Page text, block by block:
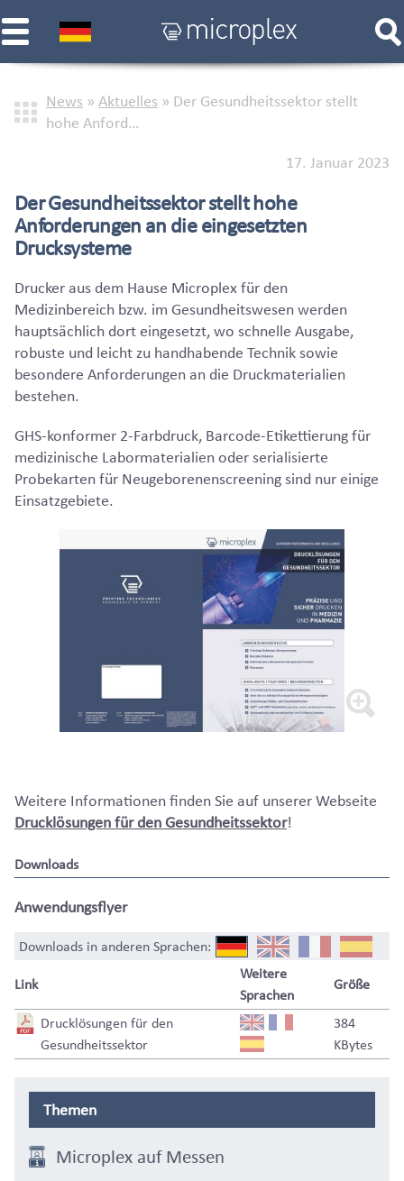
News » Aktuelles » Der Gesundheitssektor stellt
hohe Anford…
17. Januar 2023
Der Gesundheitssektor stellt hohe
Anforderungen an die eingesetzten
Drucksysteme
Drucker aus dem Hause Microplex für den
Medizinbereich bzw. im Gesundheitswesen werden
hauptsächlich dort eingesetzt, wo schnelle Ausgabe,
robuste und leicht zu handhabende Technik sowie
besondere Anforderungen an die Druckmaterialien
bestehen.
GHS-konformer 2-Farbdruck, Barcode-Etikettierung für
medizinische Labormaterialien oder serialisierte
Probekarten für Neugeborenenscreening sind nur einige
Einsatzgebiete.
Weitere Informationen finden Sie auf unserer Webseite
Drucklösungen für den Gesundheitssektor!
Downloads
Anwendungsflyer
Downloads in anderen Sprachen:
Link
Weitere
Sprachen
Größe
Drucklösungen für den
Gesundheitssektor
384
KBytes
Themen
Microplex auf Messen